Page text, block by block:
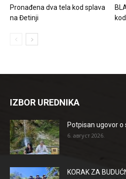
Pronađena dva tela kod splava
na Đetinji
IZBOR UREDNIKA
Potpisan ugovor o
6. август 2026.
KORAK ZA